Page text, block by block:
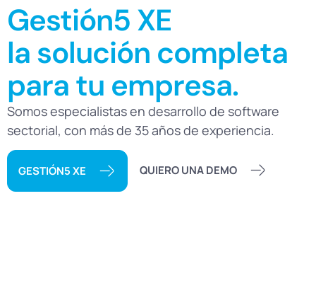
Gestión5 XE
la solución completa
para tu empresa.
Somos especialistas en desarrollo de software
sectorial, con más de 35 años de experiencia.
GESTIÓN5 XE QUIERO UNA DEMO